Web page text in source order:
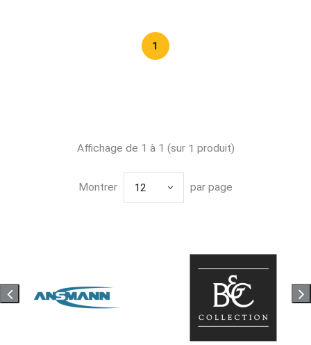
1
Affichage de 1 à 1 (sur 1 produit)
Montrer 12 par page